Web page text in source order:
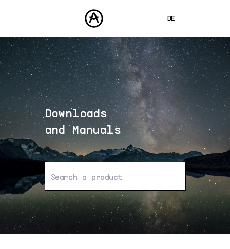
DE
ENGLISH
FRANÇAIS
ESPAÑOL
日本語
中文
PRODUKTE
SOUNDS
STORE
COMMUNITY
SUPPORT
Downloads
and Manuals
Keine Ergebnisse gefunden